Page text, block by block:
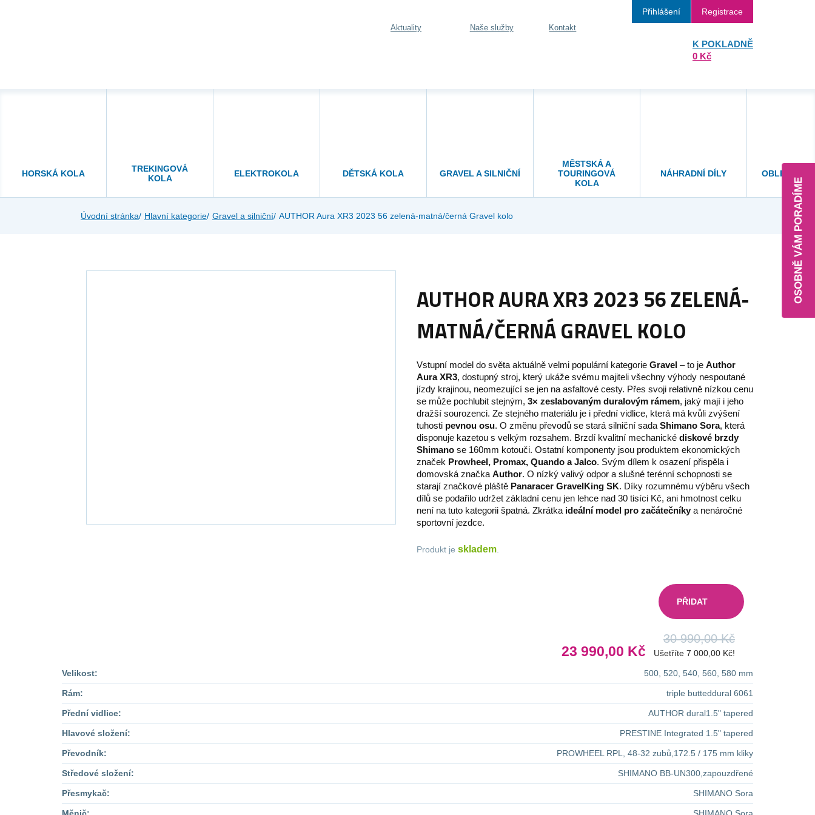
Aktuality Naše služby Kontakt
Přihlášení Registrace
K POKLADNĚ
0 Kč
HORSKÁ KOLA
TREKINGOVÁ
KOLA
ELEKTROKOLA DĚTSKÁ KOLA GRAVEL A SILNIČNÍ
MĚSTSKÁ A
TOURINGOVÁ
KOLA
NÁHRADNÍ DÍLY OBLEČENÍ A
Úvodní stránka Hlavní kategorie Gravel a silniční AUTHOR Aura XR3 2023 56 zelená-matná/černá Gravel kolo
AUTHOR AURA XR3 2023 56 ZELENÁ-
MATNÁ/ČERNÁ GRAVEL KOLO
Vstupní model do světa aktuálně velmi populární kategorie Gravel – to je Author
Aura XR3, dostupný stroj, který ukáže svému majiteli všechny výhody nespoutané
jízdy krajinou, neomezující se jen na asfaltové cesty. Přes svoji relativně nízkou cenu
se může pochlubit stejným, 3× zeslabovaným duralovým rámem, jaký mají i jeho
dražší sourozenci. Ze stejného materiálu je i přední vidlice, která má kvůli zvýšení
tuhosti pevnou osu. O změnu převodů se stará silniční sada Shimano Sora, která
disponuje kazetou s velkým rozsahem. Brzdí kvalitní mechanické diskové brzdy
Shimano se 160mm kotouči. Ostatní komponenty jsou produktem ekonomických
značek Prowheel, Promax, Quando a Jalco. Svým dílem k osazení přispěla i
domovská značka Author. O nízký valivý odpor a slušné terénní schopnosti se
starají značkové pláště Panaracer GravelKing SK. Díky rozumnému výběru všech
dílů se podařilo udržet základní cenu jen lehce nad 30 tisíci Kč, ani hmotnost celku
není na tuto kategorii špatná. Zkrátka ideální model pro začátečníky a nenáročné
sportovní jezdce.
Produkt je skladem
23 990,00 Kč
30 990,00 Kč
Ušetříte 7 000,00 Kč!
Velikost: 500, 520, 540, 560, 580 mm
Rám: triple butteddural 6061
Přední vidlice: AUTHOR dural1.5" tapered
Hlavové složení: PRESTINE Integrated 1.5" tapered
Převodník: PROWHEEL RPL, 48-32 zubů,172.5 / 175 mm kliky
Středové složení: SHIMANO BB-UN300,zapouzdřené
Přesmykač: SHIMANO Sora